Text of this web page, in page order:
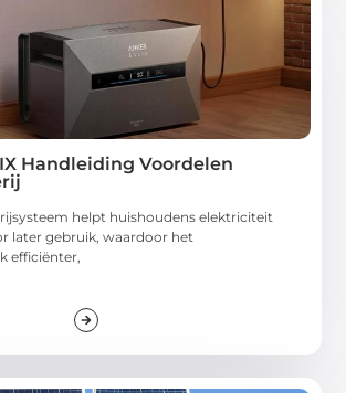
Handleiding Voordelen
helpt huishoudens elektriciteit
later gebruik, waardoor het
efficiënter,